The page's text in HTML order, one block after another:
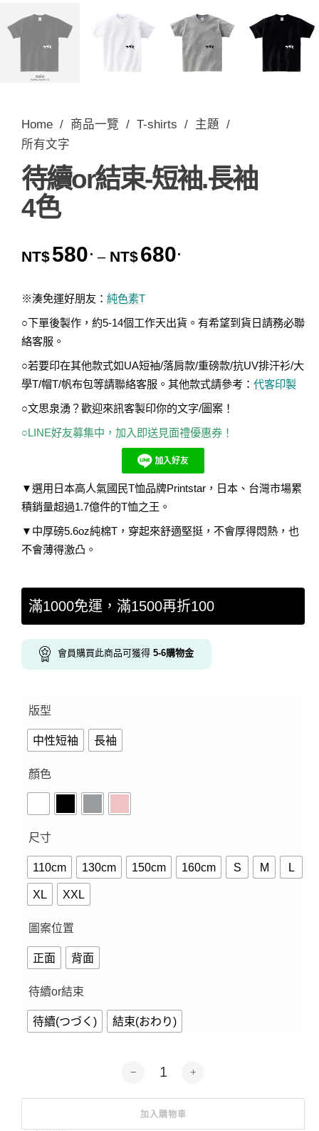
Home / 商品一覽 / T-shirts / 主題 /
所有文字
待續or結束-短袖.長袖
4色
NT$580 . – NT$680.
※湊免運好朋友： 純色素T
○下單後製作，約5-14個工作天出貨。有希望到貨日請務必聯
絡客服。
○若要印在其他款式如UA短袖/落肩款/重磅款/抗UV排汗衫/大
學T/帽T/帆布包等請聯絡客服。其他款式請參考： 代客印製
○文思泉湧？歡迎來訊客製印你的文字/圖案！
○LINE好友募集中，加入即送見面禮優惠券！
▼選用日本高人氣國民T恤品牌Printstar，日本、台灣市場累
積銷量超過1.7億件的T恤之王。
▼中厚磅5.6oz純棉T，穿起來舒適堅挺，不會厚得悶熱，也
不會薄得激凸。
滿1000免運，滿1500再折100
會員購買此商品可獲得 5-6購物金
版型
中性短袖 長袖
顏色
尺寸
110cm 130cm 150cm 160cm S M L
XL XXL
圖案位置
正面 背面
待續or結束
待續(つづく) 結束(おわり)
待續or結束-短袖.長袖4色 數量
加入購物車